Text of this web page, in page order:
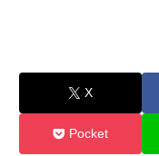
X
Pocket